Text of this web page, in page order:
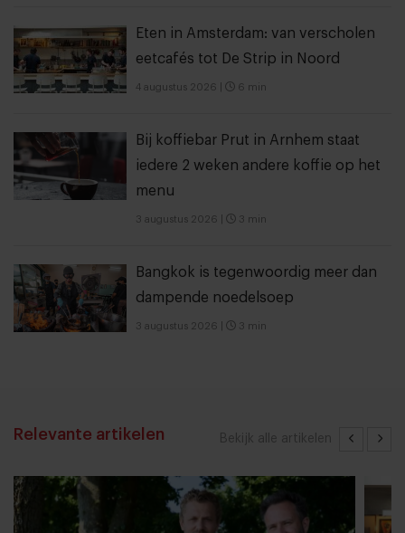
Eten in Amsterdam: van verscholen
eetcafés tot De Strip in Noord
4 augustus 2026 6 min
Bij koffiebar Prut in Arnhem staat
iedere 2 weken andere koffie op het
menu
3 augustus 2026 3 min
Bangkok is tegenwoordig meer dan
dampende noedelsoep
3 augustus 2026 3 min
Bekijk alle artikelen
Relevante artikelen